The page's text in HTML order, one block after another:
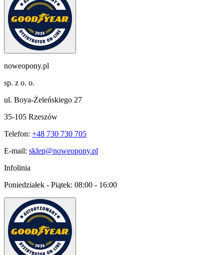
noweopony.pl
sp. z o. o.
ul. Boya-Żeleńskiego 27
35-105 Rzeszów
Telefon: +48 730 730 705
E-mail: sklep@noweopony.pl
Infolinia
Poniedziałek - Piątek: 08:00 - 16:00